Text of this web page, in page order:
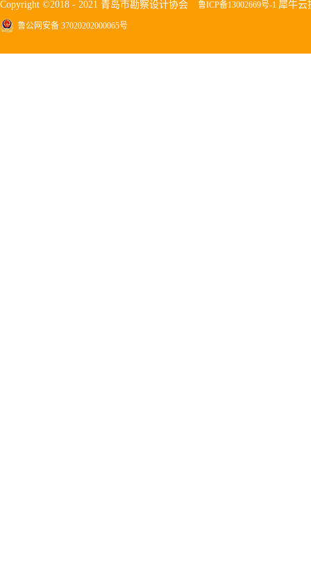
Copyright ©2018 - 2021 青岛市勘察设计协会 鲁ICP备13002669号-1 犀牛云
鲁公网安备 37020202000065号